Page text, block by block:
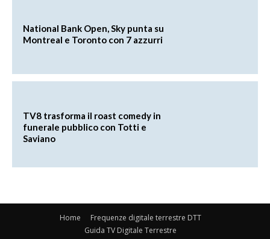
National Bank Open, Sky punta su
Montreal e Toronto con 7 azzurri
TV8 trasforma il roast comedy in
funerale pubblico con Totti e
Saviano
Home
Frequenze digitale terrestre DTT
Guida TV Digitale Terrestre